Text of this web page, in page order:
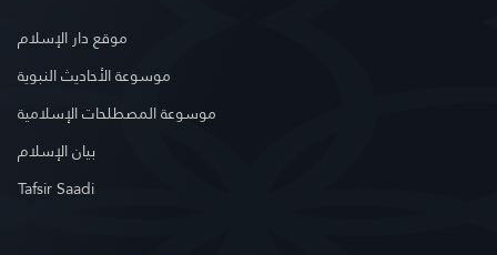
موقع دار الإسلام
موسوعة الأحاديث النبوية
موسوعة المصطلحات الإسلامية
بيان الإسلام
Tafsir Saadi